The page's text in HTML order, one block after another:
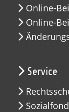
Online-
Online-
Service